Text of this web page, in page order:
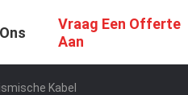
Vraag Een Offerte
Aan
Kabel